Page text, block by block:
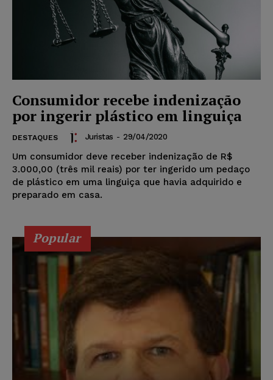
Consumidor recebe indenização
por ingerir plástico em linguiça
DESTAQUES Juristas - 29/04/2020
Um consumidor deve receber indenização de R$
3.000,00 (três mil reais) por ter ingerido um pedaço
de plástico em uma linguiça que havia adquirido e
preparado em casa.
Popular